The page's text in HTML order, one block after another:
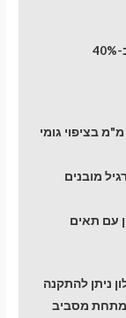
מסגרת מתכת חזקה וגמישה בעובי 4 מ"מ בציפוי גומי
מובנים
עם תאים
ניתן להתקנה
מתחת מסביב